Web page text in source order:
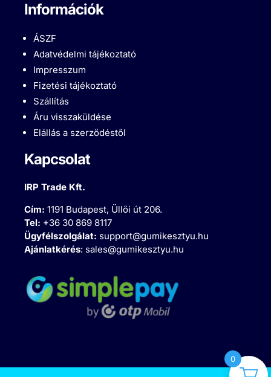
Információk
ÁSZF
Adatvédelmi tájékoztató
Impresszum
Fizetési tájékoztató
Szállítás
Áru visszaküldése
Elállás a szerződéstől
Kapcsolat
IRP Trade Kft.
Cím:1191 Budapest, Üllői út 206.
Tel: +36 30 869 8117
Ügyfélszolgálat: support@gumikesztyu.hu
Ajánlatkérés: sales@gumikesztyu.hu
0